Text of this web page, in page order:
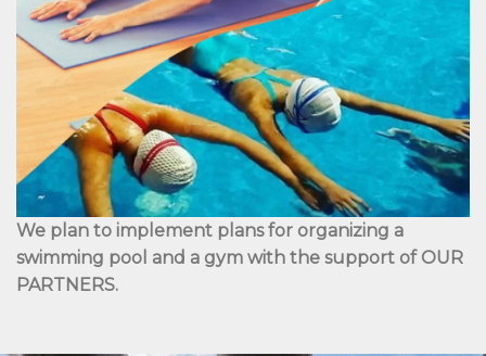
We plan to implement plans for organizing a
swimming pool and a gym with the support of OUR
PARTNERS.